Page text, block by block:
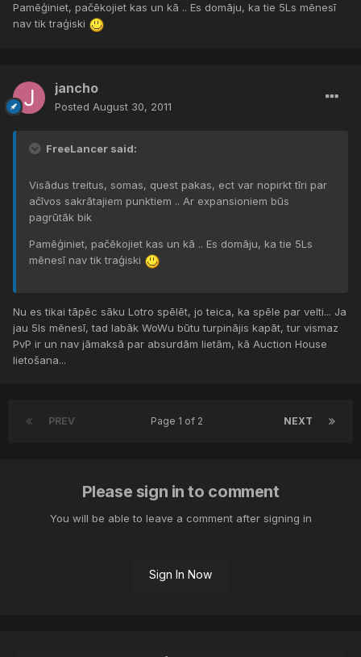
Pamēģiniet, pačēkojiet kas un kā .. Es domāju, ka tie 5Ls mēnesī
nav tik traģiski
jancho
Posted August 30, 2011
FreeLancer said:
Visādus treitus, somas, quest pakas, ect var nopirkt tīri par
ačīvos sakrātajiem punktiem .. Ar expansioniem būs
pagrūtāk bik
Pamēģiniet, pačēkojiet kas un kā .. Es domāju, ka tie 5Ls
mēnesī nav tik traģiski
Nu es tikai tāpēc sāku Lotro spēlēt, jo teica, ka spēle par velti... Ja
jau 5ls mēnesī, tad labāk WoWu būtu turpinājis kapāt, tur vismaz
PvP ir un nav jāmaksā par absurdām lietām, kā Auction House
lietošana...
PREV NEXT
Page 1 of 2
Please sign in to comment
You will be able to leave a comment after signing in
Sign In Now